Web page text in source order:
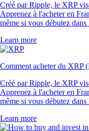
Créé par Ripple, le XRP
Apprenez à l'acheter en
même si vous débutez dans
Learn more
Comment acheter du XRP
Créé par Ripple, le XRP
Apprenez à l'acheter en
même si vous débutez dans
Learn more